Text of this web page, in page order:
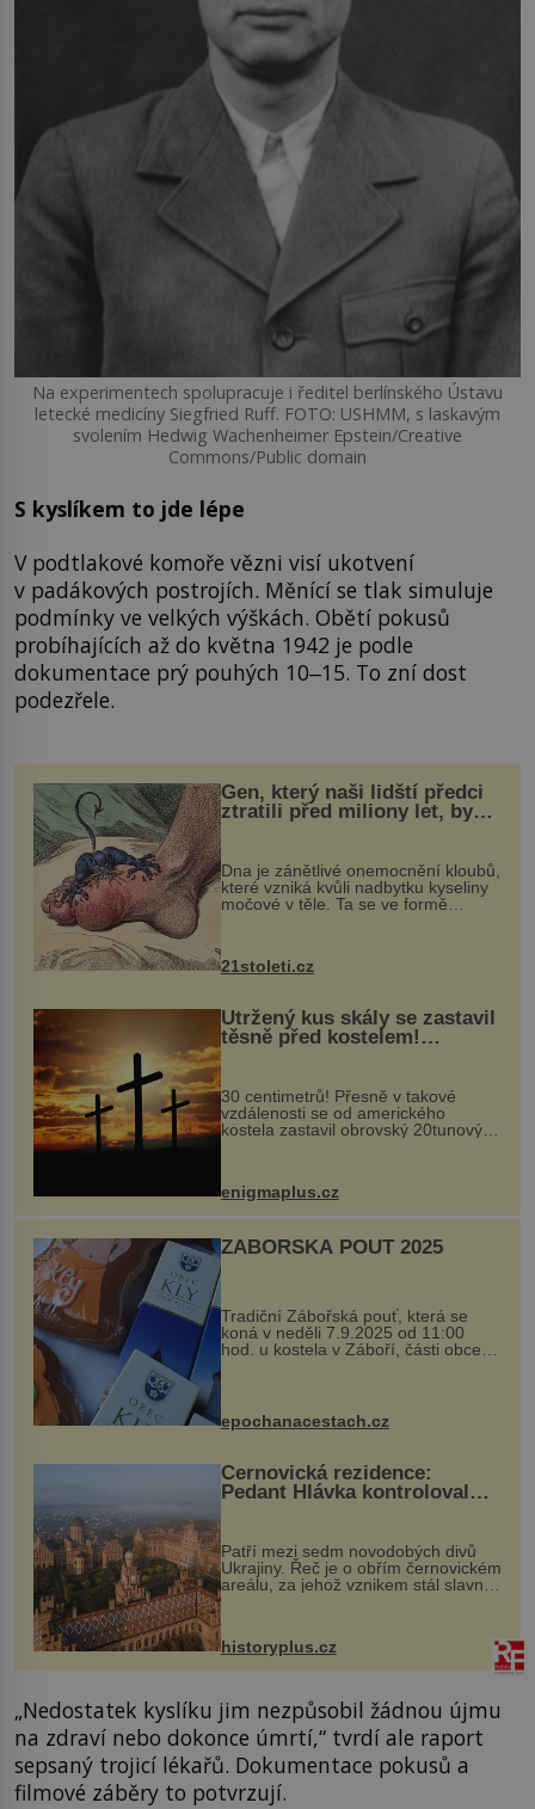
Na experimentech spolupracuje i ředitel berlínského Ústavu
letecké medicíny Siegfried Ruff. FOTO: USHMM, s laskavým
svolením Hedwig Wachenheimer Epstein/Creative
Commons/Public domain
S kyslíkem to jde lépe
V podtlakové komoře vězni visí ukotvení
v padákových postrojích. Měnící se tlak simuluje
podmínky ve velkých výškách. Obětí pokusů
probíhajících až do května 1942 je podle
dokumentace prý pouhých 10‒15. To zní dost
podezřele.
Gen, který naši lidští předci
ztratili před miliony let, by
mohl pomoci s léčbou
„nemoci králů“
Dna je zánětlivé onemocnění kloubů,
které vzniká kvůli nadbytku kyseliny
močové v těle. Ta se ve formě
nohou, a způsobuje bole...
21stoleti.cz
Utržený kus skály se zastavil
těsně před kostelem!
Ochránila ho boží síla?
30 centimetrů! Přesně v takové
vzdálenosti se od amerického
kostela zastavil obrovský 20tunový
...
enigmaplus.cz
ZÁBOŘSKÁ POUŤ 2025
Tradiční Zábořská pouť, která se
koná v neděli 7.9.2025 od 11:00
hod. u kostela v Záboří, části obce
Kly u Mělníka. V programu naleznete
komentovanou prohlídku kostela,
epochanacestach.cz
Černovická rezidence:
Pedant Hlávka kontroloval
Patří mezi sedm novodobých divů
Ukrajiny. Řeč je o obřím černovickém
areálu, za jehož vznikem stál slavný
český architekt Josef Hlávka. Ten si
na něm dal mimořádně záležet. Jeho
historyplus.cz
„Nedostatek kyslíku jim nezpůsobil žádnou újmu
na zdraví nebo dokonce úmrtí,“ tvrdí ale raport
sepsaný trojicí lékařů. Dokumentace pokusů a
filmové záběry to potvrzují.